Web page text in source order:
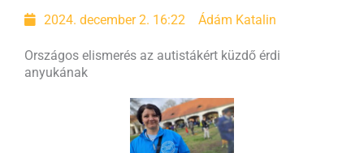
2024. december 2. 16:22 Ádám Katalin
Országos elismerés az autistákért küzdő érdi
anyukának